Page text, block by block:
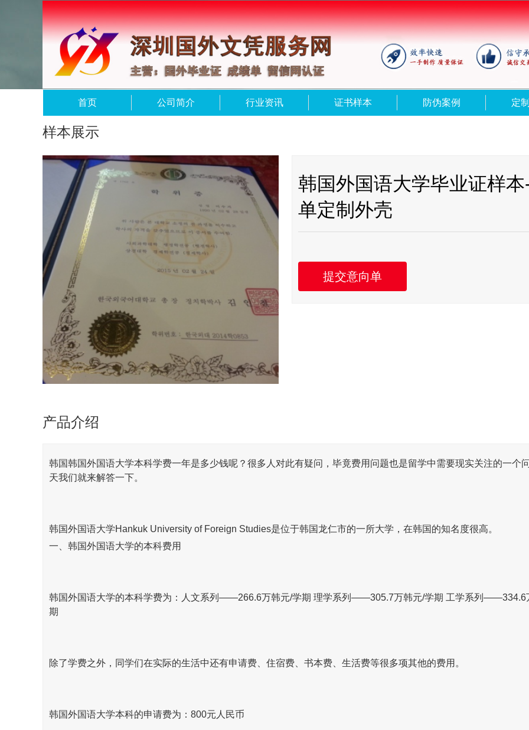
样本展示
韩国外国语大学毕业证样
单定制外壳
提交意向单
产品介绍
韩国韩国外国语大学本科学费一年是多少钱呢？很多人对此有疑问，毕竟费用问题也是留学中需要现实关注的一个
天我们就来解答一下。
韩国外国语大学Hankuk University of Foreign Studies是位于韩国龙仁市的一所大学，在韩国的知名度很高。
一、韩国外国语大学的本科费用
韩国外国语大学的本科学费为：人文系列——266.6万韩元/学期 理学系列——305.7万韩元/学期 工学系列——334.6
期
除了学费之外，同学们在实际的生活中还有申请费、住宿费、书本费、生活费等很多项其他的费用。
韩国外国语大学本科的申请费为：800元人民币
首页 公司简介 行业资讯 证书样本 防伪案例 定